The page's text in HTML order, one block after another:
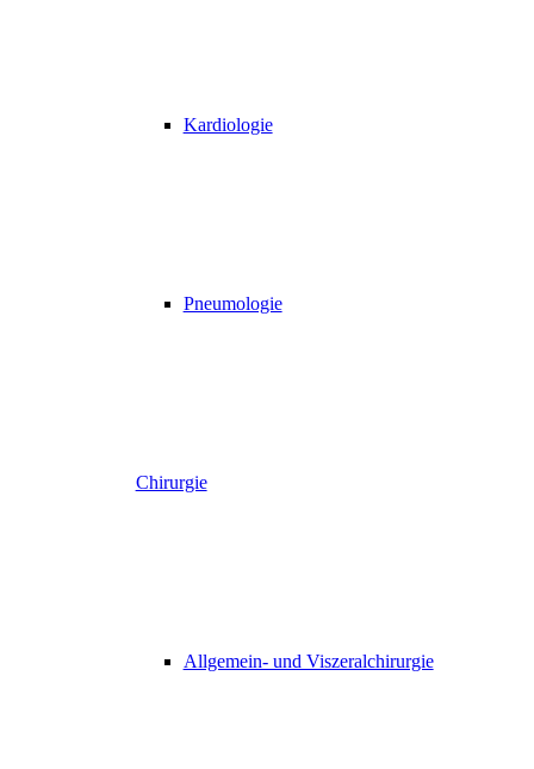
Kardiologie
Pneumologie
Chirurgie
Allgemein- und Viszeralchirurgie